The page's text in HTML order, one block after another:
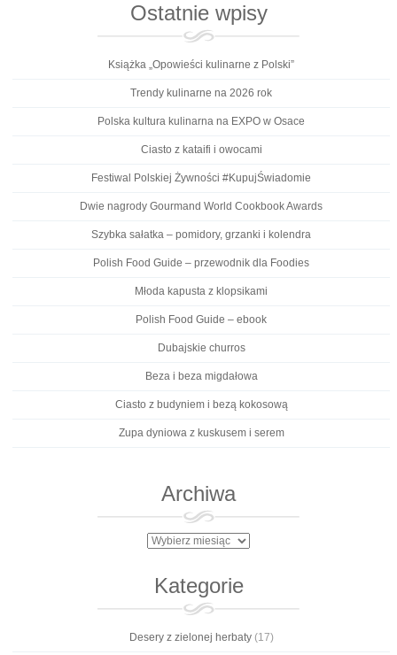
Ostatnie wpisy
Książka „Opowieści kulinarne z Polski”
Trendy kulinarne na 2026 rok
Polska kultura kulinarna na EXPO w Osace
Ciasto z kataifi i owocami
Festiwal Polskiej Żywności #KupujŚwiadomie
Dwie nagrody Gourmand World Cookbook Awards
Szybka sałatka – pomidory, grzanki i kolendra
Polish Food Guide – przewodnik dla Foodies
Młoda kapusta z klopsikami
Polish Food Guide – ebook
Dubajskie churros
Beza i beza migdałowa
Ciasto z budyniem i bezą kokosową
Zupa dyniowa z kuskusem i serem
Archiwa
Archiwa
Kategorie
Desery z zielonej herbaty(17)